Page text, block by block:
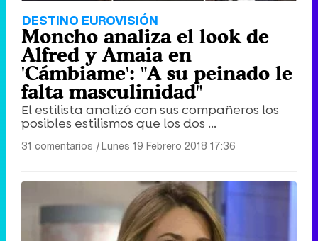
DESTINO EUROVISIÓN
Moncho analiza el look de
Alfred y Amaia en
'Cámbiame': "A su peinado le
falta masculinidad"
El estilista analizó con sus compañeros los
posibles estilismos que los dos ...
31 comentarios |Lunes 19 Febrero 2018 17:36